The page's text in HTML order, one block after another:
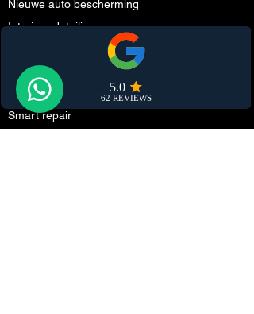
Nieuwe auto bescherming
Interieur detailing
Keramische coating
Cabriodak impregneren
Smart repair